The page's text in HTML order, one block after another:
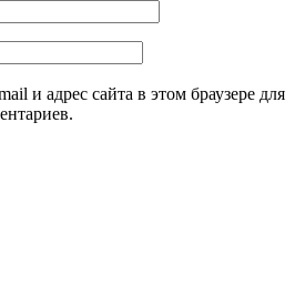
и адрес сайта в этом браузере для